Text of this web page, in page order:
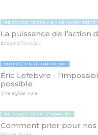
MESSAGE TEXTE ENSEIGNEMENTS
La puissance de l’action
Edouard Kowalski
VIDÉO ENSEIGNEMENT
Éric Lefebvre -
possible
Une église vraie
MESSAGE TEXTE PARENT
Comment prier pour nos